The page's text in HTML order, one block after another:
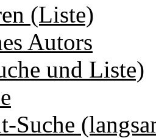
(Liste)
Autors
und Liste)
Suche